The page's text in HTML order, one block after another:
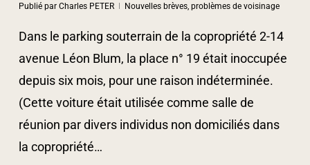
Publié par Charles PETER Nouvelles brèves, problèmes de voisinage
Dans le parking souterrain de la copropriété 2-14
avenue Léon Blum, la place n° 19 était inoccupée
depuis six mois, pour une raison indéterminée.
(Cette voiture était utilisée comme salle de
réunion par divers individus non domiciliés dans
la copropriété…